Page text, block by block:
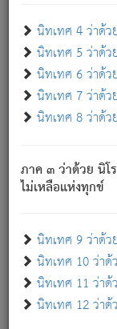
นิทเทศ 4 ว่าด้
นิทเทศ 5 ว่าด้
นิทเทศ 6 ว่าด้
นิทเทศ 7 ว่าด้
นิทเทศ 8 ว่าด้
ภาค ๓ ว่าด้วย นิโ
ไม่เหลือแห่งทุกข์
นิทเทศ 9 ว่าด้
นิทเทศ 10 ว่า
นิทเทศ 11 ว่า
นิทเทศ 12 ว่า
อย่างนี้อยู่; เขาย่อ
ด้วย.
ความดับเพรา
เพราะความสิ้นไ
นิพพาน.
ภพใหม่ย่อมไ
ภิกษุนั้น เป็นผู้
ภพทั้งหลายทั้งปว
- อุ.ขุ. ๒๕/๑๒
(ข้อความนี้ เป็
เป็นที่ตรัสรู้ เมื่อต